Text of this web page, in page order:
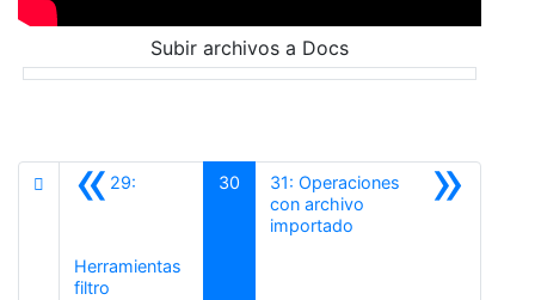
Subir archivos a Docs
«29:
Herramientas
filtro
30 »
31: Operaciones
con archivo
importadoSiguiente